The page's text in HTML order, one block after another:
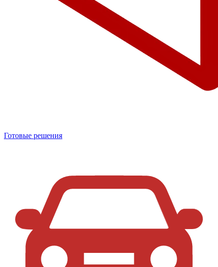
Готовые решения